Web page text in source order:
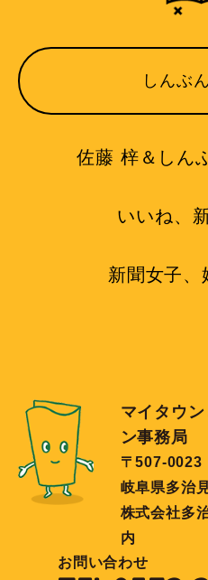
しんぶ
佐藤 梓＆しん
いいね、
新聞女子、
マイタウ
ン事務局
〒507-0023
岐阜県多治
株式会社多
内
お問い合わせ